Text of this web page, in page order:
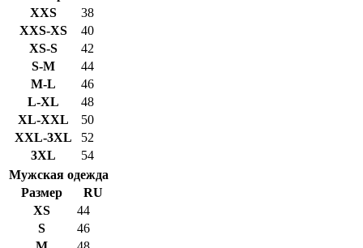
XXS
38
XXS-XS
40
XS-S
42
S-M
44
M-L
46
L-XL
48
XL-XXL
50
XXL-3XL
52
3XL
54
Мужская одежда
Размер
RU
XS
44
S
46